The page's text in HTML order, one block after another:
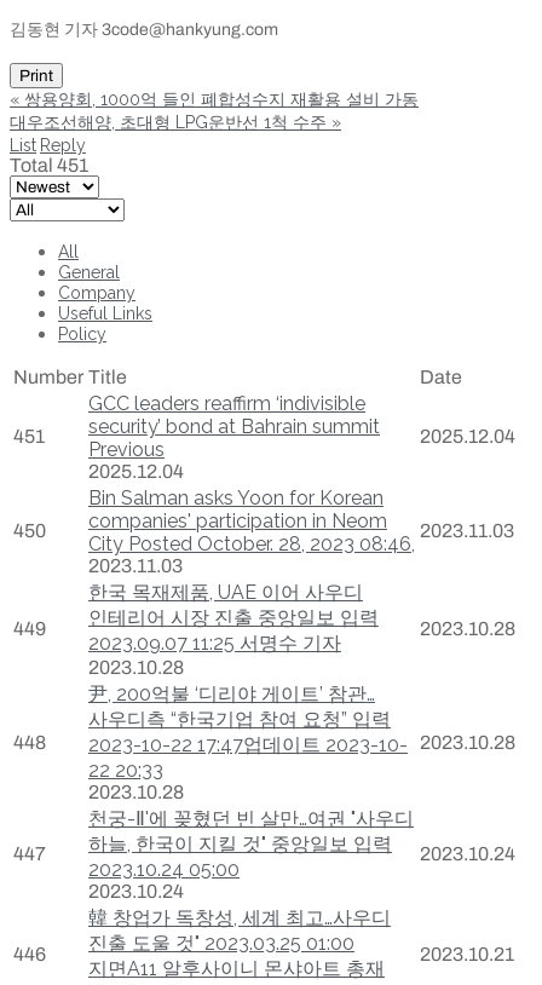
김동현 기자 3code@hankyung.com
Print
« 쌍용양회, 1000억 들인 폐합성수지 재활용 설비 가동
대우조선해양, 초대형 LPG운반선 1척 수주 »
List Reply
Total 451
All
General
Company
Useful Links
Policy
Number Title Date
451
GCC leaders reaffirm ‘indivisible
security’ bond at Bahrain summit
Previous
2025.12.04
2025.12.04
450
Bin Salman asks Yoon for Korean
companies' participation in Neom
City Posted October. 28, 2023 08:46,
2023.11.03
2023.11.03
449
한국 목재제품, UAE 이어 사우디
인테리어 시장 진출 중앙일보 입력
2023.09.07 11:25 서명수 기자
2023.10.28
2023.10.28
448
尹, 200억불 ‘디리야 게이트’ 참관…
사우디측 “한국기업 참여 요청” 입력
2023-10-22 17:47업데이트 2023-10-
22 20:33
2023.10.28
2023.10.28
447
천궁-Ⅱ'에 꽂혔던 빈 살만…여권 "사우디
하늘, 한국이 지킬 것" 중앙일보 입력
2023.10.24 05:00
2023.10.24
2023.10.24
446
韓 창업가 독창성, 세계 최고…사우디
진출 도울 것" 2023.03.25 01:00
지면A11 알후사이니 몬샤아트 총재
2023.10.21